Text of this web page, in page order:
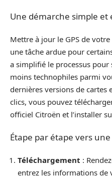
Une démarche simple et
Mettre à jour le GPS de
une tâche ardue pour
a simplifié le processus pour
moins technophiles parmi
dernières versions de cartes
clics, vous pouvez
officiel Citroën et l’installer
Étape par étape vers
Téléchargement :
entrez les informations de